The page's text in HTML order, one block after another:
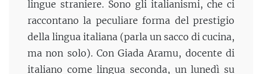
lingue straniere. Sono gli italianismi, che ci
raccontano la peculiare forma del prestigio
della lingua italiana (parla un sacco di cucina,
ma non solo). Con Giada Aramu, docente di
italiano come lingua seconda, un lunedì su